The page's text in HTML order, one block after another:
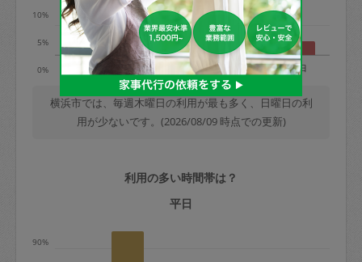
100%
土曜日8時〜実施時間＝依頼金額の100%
＋交通費全額
依頼者不在による当日キャンセル＝依頼
金額の100%＋交通費全額
定期契約をキャンセルする場合、毎週定
期は月2回まで隔週定期は月1回までキャ
0%
5%
10%
水 木 金 土 日
横浜市では、毎週木曜日の利用が最も多く、日曜日の利
用が少ないです。(2026/08/09 時点での更新)
利用の多い時間帯は？
平日
90%